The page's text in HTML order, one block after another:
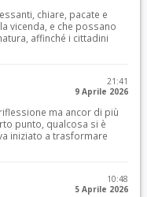
chiare, pacate e
vicenda, e che possano
affinché i cittadini
21:41
9 Aprile 2026
ma ancor di più
punto, qualcosa si è
iniziato a trasformare
10:48
5 Aprile 2026